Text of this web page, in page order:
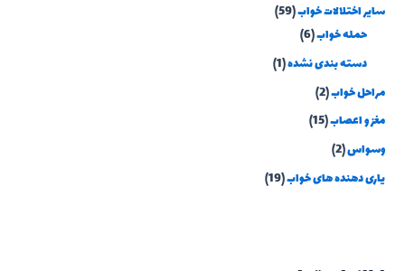
سایر اختلالات خواب(59)
حمله خواب(6)
دسته بندی نشده(1)
مراحل خواب(2)
مغز و اعصاب(15)
وسواس(2)
یاری دهنده های خواب(19)